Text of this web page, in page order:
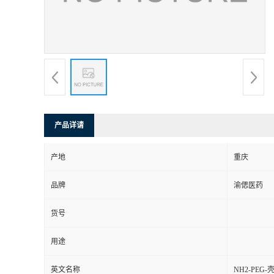
产品详请
产地 重庆
品牌 渝偲医药
货号
用途
英文名称 NH2-PEG-